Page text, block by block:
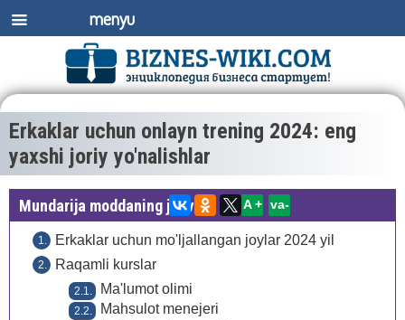
Erkaklar uchun onlayn trening 2024: eng
yaxshi joriy yo'nalishlar
Mundarija moddaning jadval:
Erkaklar uchun mo'ljallangan joylar 2024 yil
Raqamli kurslar
Ma'lumot olimi
Mahsulot menejeri
A + va-
menyu